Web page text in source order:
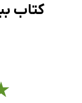
کتاب